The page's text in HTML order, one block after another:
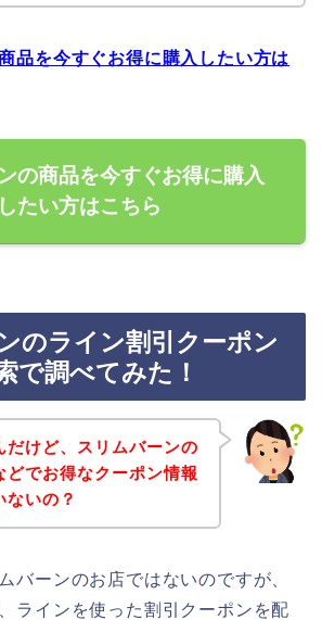
品を今すぐお得に購入したい方は
の商品を今すぐお得に購入
したい方はこちら
のライン割引クーポン
で調べてみた！
だけど、スリムバーンの
どでお得なクーポン情報
ないの？
バーンのお店ではないのですが、
ラインを使った割引クーポンを配